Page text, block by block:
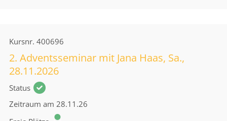
Kursnr. 400696
2. Adventsseminar mit Jana Haas, Sa.,
28.11.2026
Status
Zeitraum am 28.11.26